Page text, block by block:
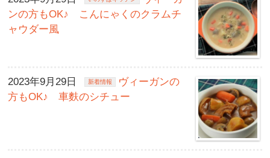
ンの方もOK♪ こんにゃくのクラムチ
ャウダー風
2023年9月29日 新着情報
ヴィーガンの
方もOK♪ 車麩のシチュー